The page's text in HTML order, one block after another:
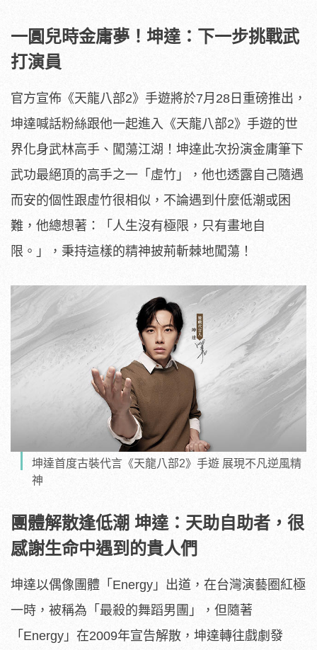
一圓兒時金庸夢！坤達：下一步挑戰武
打演員
官方宣佈《天龍八部2》手遊將於7月28日重磅推出，
坤達喊話粉絲跟他一起進入《天龍八部2》手遊的世
界化身武林高手、闖蕩江湖！坤達此次扮演金庸筆下
武功最絕頂的高手之一「虛竹」，他也透露自己隨遇
而安的個性跟虛竹很相似，不論遇到什麼低潮或困
難，他總想著：「人生沒有極限，只有畫地自
限。」，秉持這樣的精神披荊斬棘地闖蕩！
坤達首度古裝代言《天龍八部2》手遊 展現不凡逆風精
神
團體解散逢低潮 坤達：天助自助者，很
感謝生命中遇到的貴人們
坤達以偶像團體「Energy」出道，在台灣演藝圈紅極
一時，被稱為「最殺的舞蹈男團」，但隨著
「Energy」在2009年宣告解散，坤達轉往戲劇發